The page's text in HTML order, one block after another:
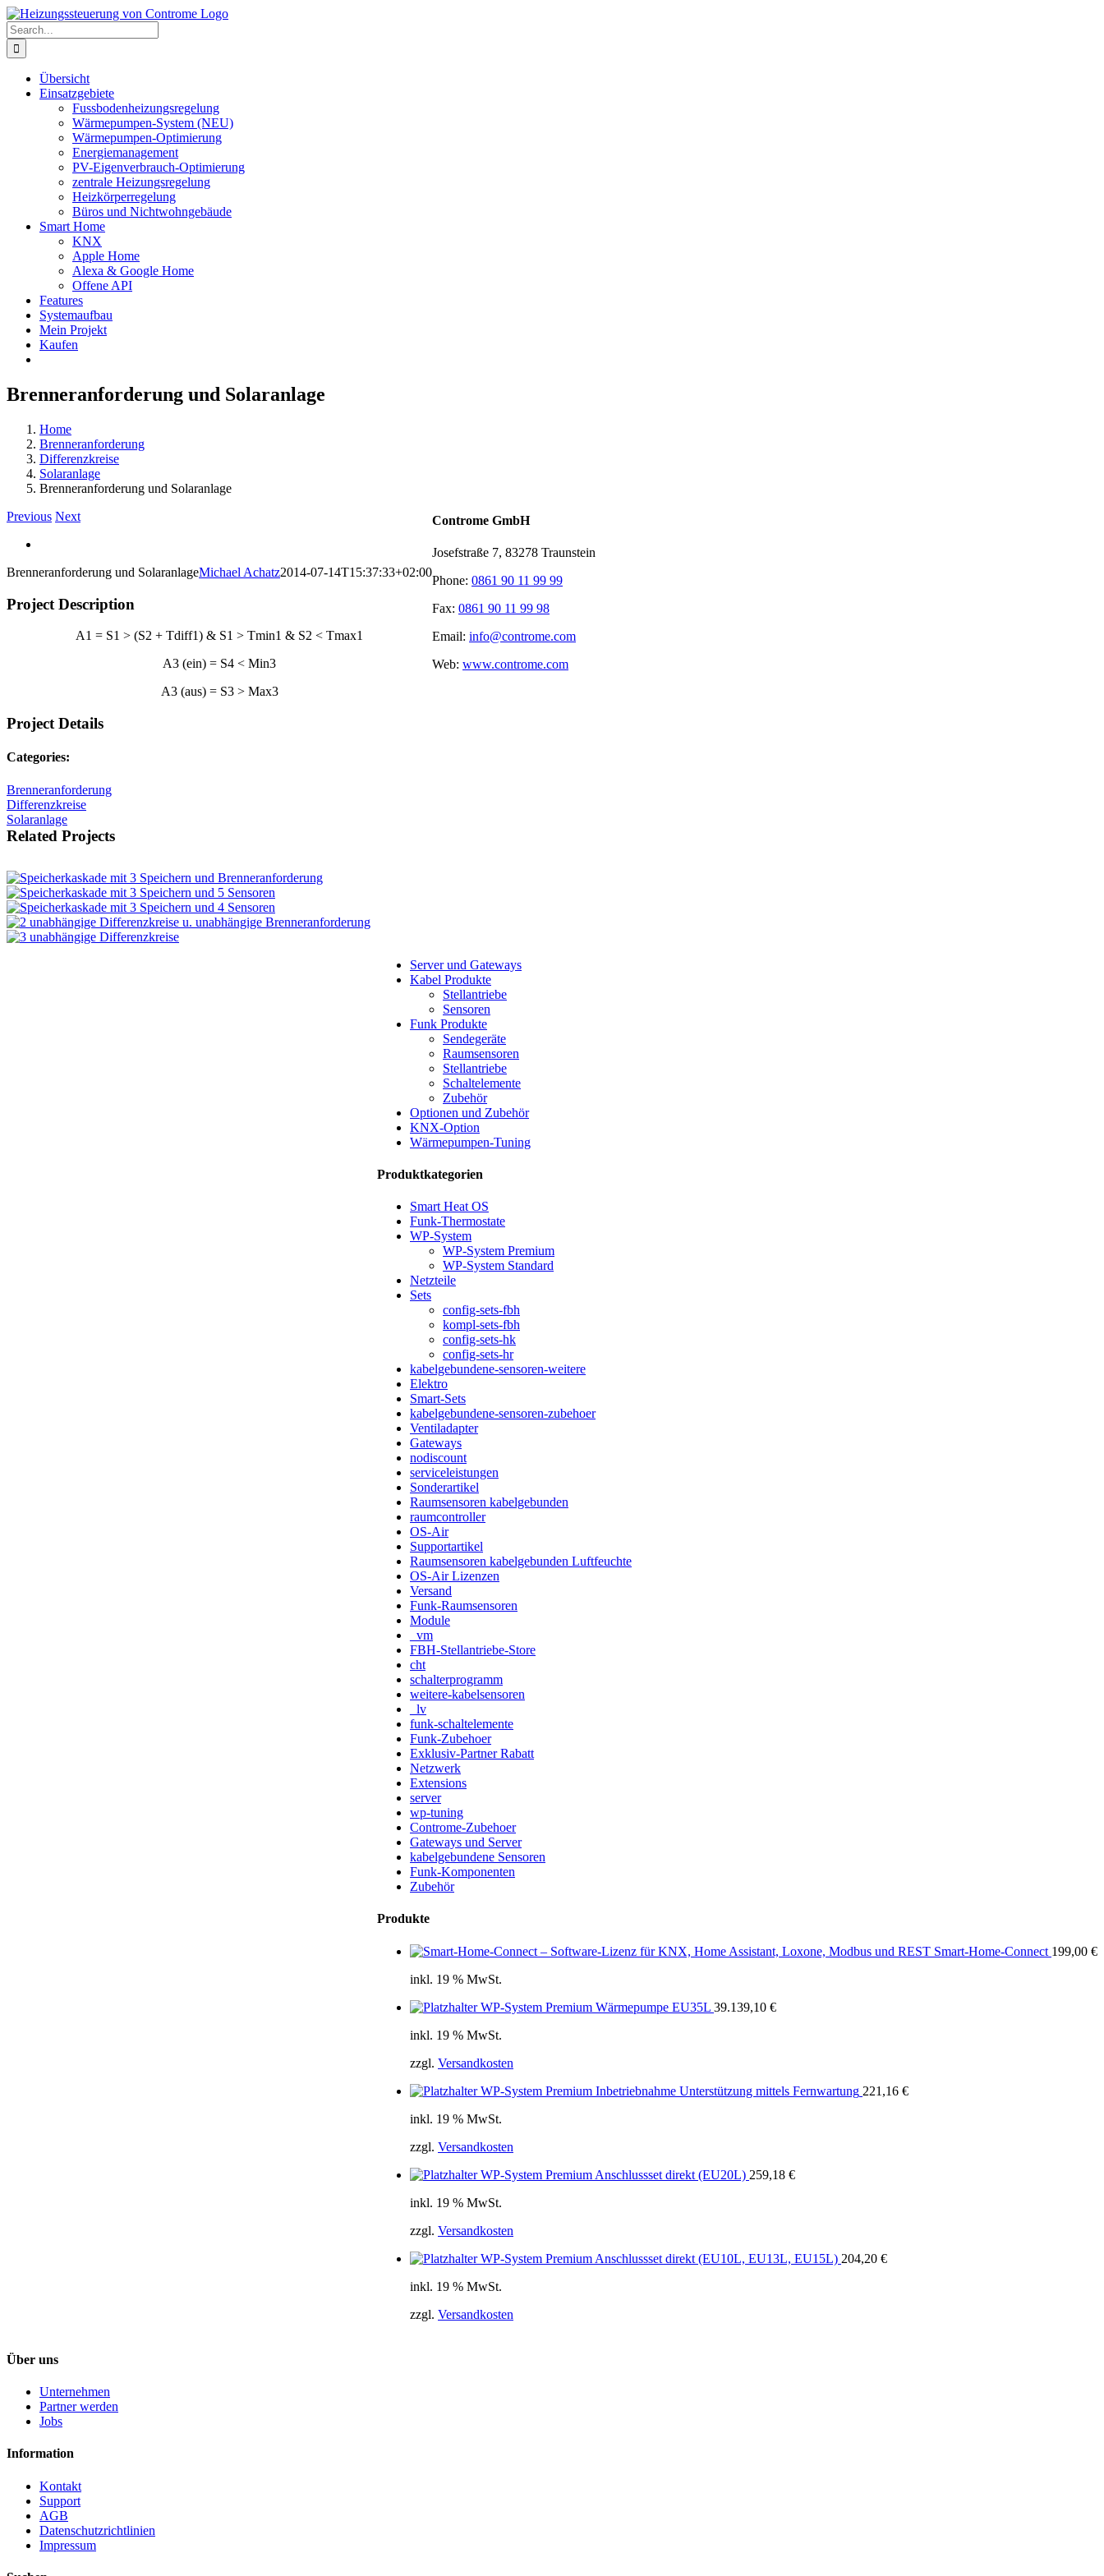
Skip
to
content
Search
for:
Übersicht
Einsatzgebiete
Fussbodenheizungsregelung
Wärmepumpen-System (NEU)
Wärmepumpen-Optimierung
Energiemanagement
PV-Eigenverbrauch-Optimierung
zentrale Heizungsregelung
Heizkörperregelung
Büros und Nichtwohngebäude
Smart Home
KNX
Apple Home
Alexa & Google Home
Offene API
Features
Systemaufbau
Mein Projekt
Kaufen
Brenneranforderung und Solaranlage
Home
Brenneranforderung
Differenzkreise
Solaranlage
Brenneranforderung und Solaranlage
Previous Next
Image
Brenneranforderung und SolaranlageMichael Achatz2014-07-14T15:37:33+02:00
Project Description
A1 = S1 > (S2 + Tdiff1) & S1 > Tmin1 & S2 < Tmax1
A3 (ein) = S4 < Min3
A3 (aus) = S3 > Max3
Project Details
Categories:
Brenneranforderung
Differenzkreise
Solaranlage
Related Projects
Server und Gateways
Kabel Produkte
Stellantriebe
Sensoren
Funk Produkte
Sendegeräte
Raumsensoren
Stellantriebe
Schaltelemente
Zubehör
Optionen und Zubehör
KNX-Option
Wärmepumpen-Tuning
Produktkategorien
Smart Heat OS
Funk-Thermostate
WP-System
WP-System Premium
WP-System Standard
Netzteile
Sets
config-sets-fbh
kompl-sets-fbh
config-sets-hk
config-sets-hr
kabelgebundene-sensoren-weitere
Elektro
Smart-Sets
kabelgebundene-sensoren-zubehoer
Ventiladapter
Gateways
nodiscount
serviceleistungen
Sonderartikel
Raumsensoren kabelgebunden
raumcontroller
OS-Air
Supportartikel
Raumsensoren kabelgebunden Luftfeuchte
OS-Air Lizenzen
Versand
Funk-Raumsensoren
Module
_vm
FBH-Stellantriebe-Store
cht
schalterprogramm
weitere-kabelsensoren
_lv
funk-schaltelemente
Funk-Zubehoer
Exklusiv-Partner Rabatt
Netzwerk
Extensions
server
wp-tuning
Controme-Zubehoer
Gateways und Server
kabelgebundene Sensoren
Funk-Komponenten
Zubehör
Produkte
Smart-Home-Connect 199,00 €
inkl. 19 % MwSt.
WP-System Premium Wärmepumpe EU35L 39.139,10 €
inkl. 19 % MwSt.
zzgl. Versandkosten
WP-System Premium Inbetriebnahme Unterstützung mittels Fernwartung 221,16 €
inkl. 19 % MwSt.
zzgl. Versandkosten
WP-System Premium Anschlussset direkt (EU20L) 259,18 €
inkl. 19 % MwSt.
zzgl. Versandkosten
WP-System Premium Anschlussset direkt (EU10L, EU13L, EU15L) 204,20 €
inkl. 19 % MwSt.
zzgl. Versandkosten
Controme GmbH
Josefstraße 7, 83278 Traunstein
Phone: 0861 90 11 99 99
Fax: 0861 90 11 99 98
Email: info@controme.com
Web: www.controme.com
Über uns
Unternehmen
Partner werden
Jobs
Information
Kontakt
Support
AGB
Datenschutzrichtlinien
Impressum